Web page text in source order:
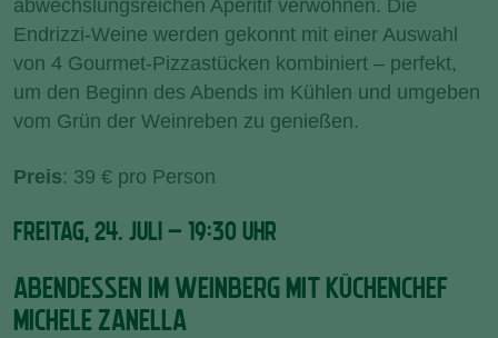
abwechslungsreichen Aperitif verwöhnen. Die
Endrizzi-Weine werden gekonnt mit einer Auswahl
von 4 Gourmet-Pizzastücken kombiniert – perfekt,
um den Beginn des Abends im Kühlen und umgeben
vom Grün der Weinreben zu genießen.
Preis: 39 € pro Person
FREITAG, 24. JULI – 19:30 UHR
ABENDESSEN IM WEINBERG MIT KÜCHENCHEF
MICHELE ZANELLA